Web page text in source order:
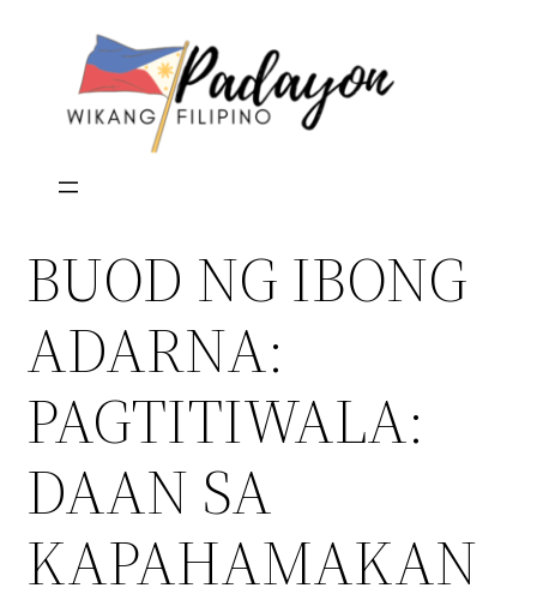
BUOD NG IBONG
ADARNA:
PAGTITIWALA:
DAAN SA
KAPAHAMAKAN